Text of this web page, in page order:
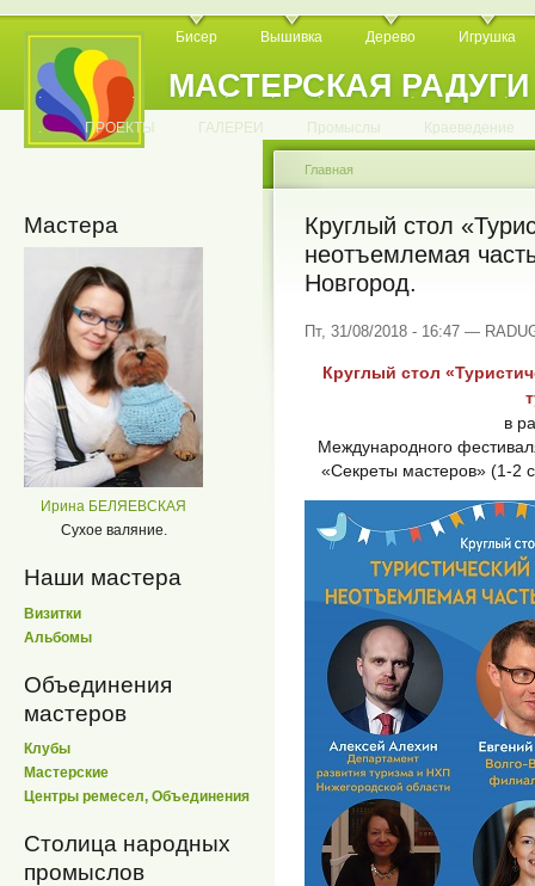
МАСТЕРСКАЯ РАДУГИ
Бисер Вышивка Дерево Игрушка
. . . . . . . . . . .
. ПРОЕКТЫ ГАЛЕРЕИ Промыслы Краеведение
Мастера
Ирина БЕЛЯЕВСКАЯ
Сухое валяние.
Наши мастера
Визитки
Альбомы
Объединения
мастеров
Клубы
Мастерские
Центры ремесел, Объединения
Столица народных
промыслов
Главная
Круглый стол
неотъемлемая
Новгород.
Пт, 31/08/2018 - 16:47 —
Круглый стол
в
Международного
«Секреты мастеров» (1-2